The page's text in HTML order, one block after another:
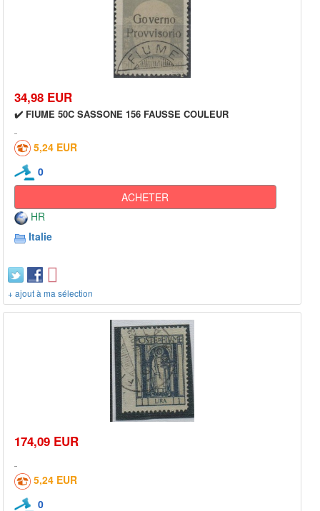
34,98 EUR
✔️ FIUME 50C SASSONE 156 FAUSSE COULEUR
5,24 EUR
0
ACHETER
HR
Italie
+ ajout à ma sélection
174,09 EUR
5,24 EUR
0